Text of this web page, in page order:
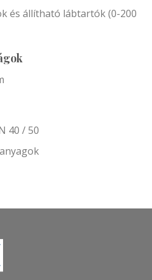
és állítható lábtartók (0-200
40 / 50